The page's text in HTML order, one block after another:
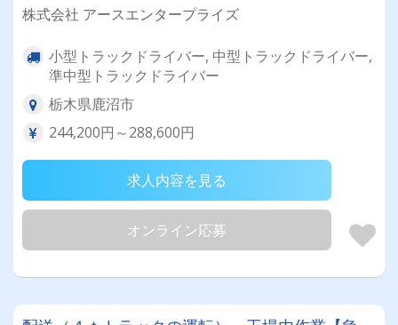
株式会社 アースエンタープライズ
小型トラックドライバー, 中型トラックドライバー,
準中型トラックドライバー
栃木県鹿沼市
244,200円～288,600円
求人内容を見る
オンライン応募